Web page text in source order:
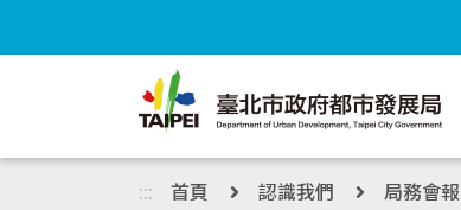
::: 首頁 認識我們 局務會報